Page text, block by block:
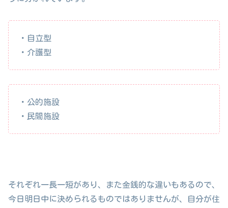
・自立型
・介護型
・公的施設
・民間施設
それぞれ一長一短があり、また金銭的な違いもあるので、
今日明日中に決められるものではありませんが、自分が住